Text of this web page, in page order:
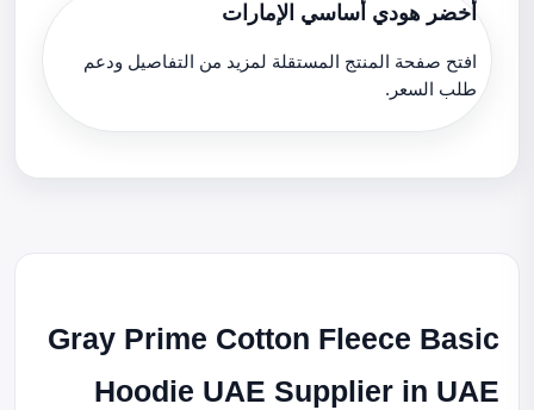
أخضر هودي أساسي الإمارات
افتح صفحة المنتج المستقلة لمزيد من التفاصيل ودعم
طلب السعر.
Gray Prime Cotton Fleece Basic
Hoodie UAE Supplier in UAE